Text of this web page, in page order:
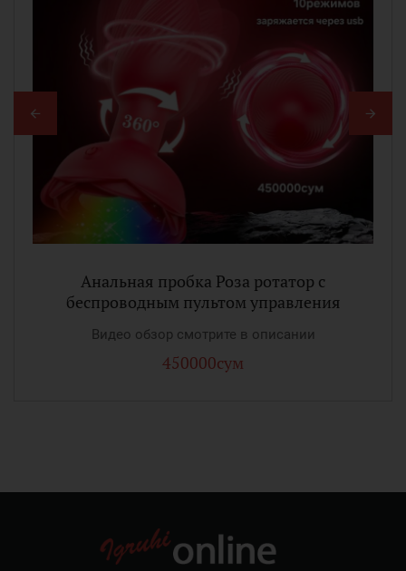
Анальная пробка Роза ротатор с
беспроводным пультом управления
Видео обзор смотрите в описании
450000сум